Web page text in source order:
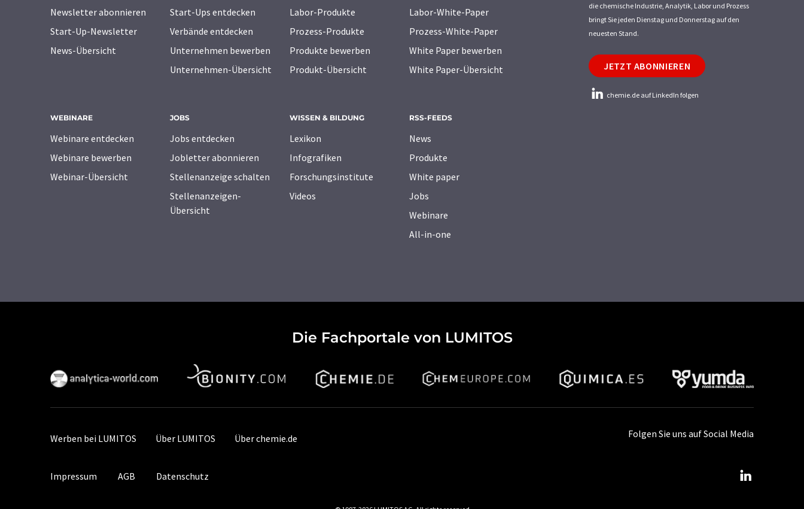
Newsletter abonnieren
Start-Up-Newsletter
News-Übersicht
Start-Ups entdecken
Verbände entdecken
Unternehmen bewerben
Unternehmen-Übersicht
Labor-Produkte
Prozess-Produkte
Produkte bewerben
Produkt-Übersicht
Labor-White-Paper
Prozess-White-Paper
White Paper bewerben
White Paper-Übersicht
WEBINARE
Webinare entdecken
Webinare bewerben
Webinar-Übersicht
JOBS
Jobs entdecken
Jobletter abonnieren
Stellenanzeige schalten
Stellenanzeigen-
Übersicht
WISSEN & BILDUNG
Lexikon
Infografiken
Forschungsinstitute
Videos
RSS-FEEDS
News
Produkte
White paper
Jobs
Webinare
All-in-one
die chemische Industrie, Analytik, Labor und Prozess
bringt Sie jeden Dienstag und Donnerstag auf den
neuesten Stand.
JETZT ABONNIEREN
chemie.de auf LinkedIn folgen
Die Fachportale von LUMITOS
Werben bei LUMITOS Über LUMITOS Über chemie.de
Impressum AGB Datenschutz
Folgen Sie uns auf Social Media